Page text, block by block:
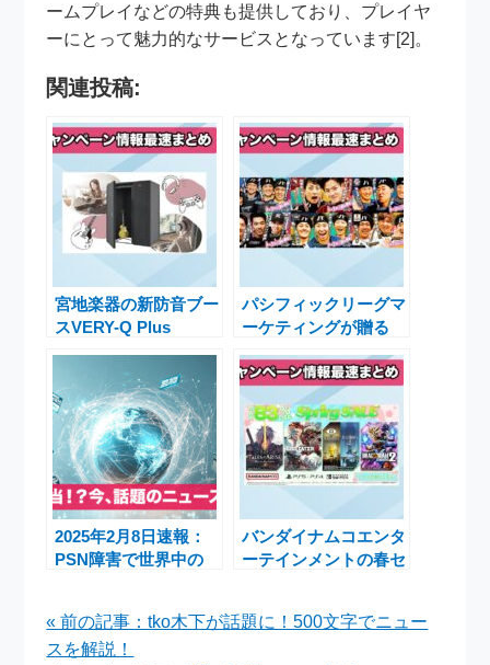
ームプレイなどの特典も提供しており、プレイヤ
ーにとって魅力的なサービスとなっています[2]。
関連投稿:
宮地楽器の新防音ブー
スVERY-Q Plus
オプションプレゼント
キャンペーン
パシフィックリーグマ
ーケティングが贈る
MEETUP 2025」選手
編公開とプレゼントキ
ャンペーン
2025年2月8日速報：
PSN障害で世界中の
バンダイナムコエンタ
ーテインメントの春セ
チャンス
« 前の記事：tko木下が話題に！500文字でニュー
スを解説！